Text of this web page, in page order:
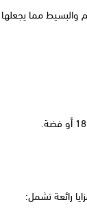
والبسيط مما يجعلها
رائعة تشمل: